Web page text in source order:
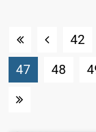
42
47 (Standort)
48